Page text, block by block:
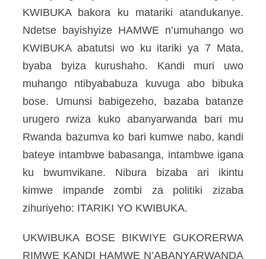
KWIBUKA bakora ku matariki atandukanye.
Ndetse bayishyize HAMWE n’umuhango wo
KWIBUKA abatutsi wo ku itariki ya 7 Mata,
byaba byiza kurushaho. Kandi muri uwo
muhango ntibyababuza kuvuga abo bibuka
bose. Umunsi babigezeho, bazaba batanze
urugero rwiza kuko abanyarwanda bari mu
Rwanda bazumva ko bari kumwe nabo, kandi
bateye intambwe babasanga, intambwe igana
ku bwumvikane. Nibura bizaba ari ikintu
kimwe impande zombi za politiki zizaba
zihuriyeho: ITARIKI YO KWIBUKA.
UKWIBUKA BOSE BIKWIYE GUKORERWA
RIMWE KANDI HAMWE N’ABANYARWANDA